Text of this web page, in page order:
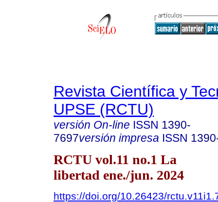
Revista Científica y
UPSE (RCTU)
versión On-line ISSN 1390-
7697versión impresa ISSN
RCTU vol.11 no.1 La
libertad ene./jun. 2024
https://doi.org/10.26423/